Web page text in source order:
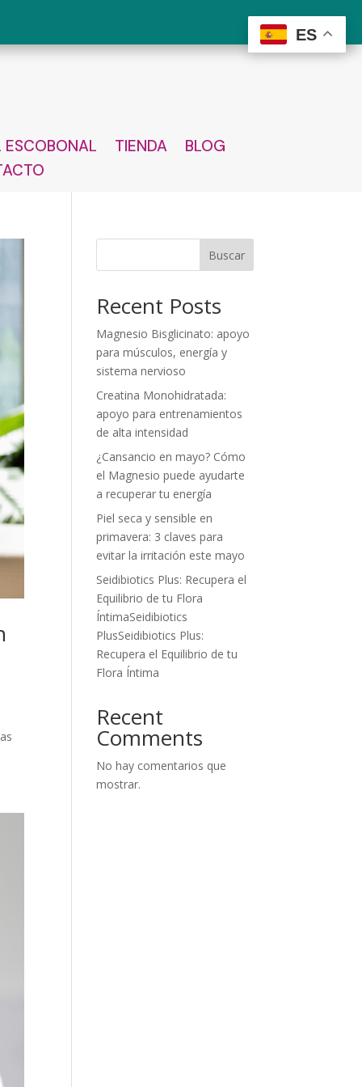
ESCOBONAL TIENDA
BLOG
Buscar
Recent Posts
Magnesio Bisglicinato: apoyo
para músculos, energía y
sistema nervioso
Creatina Monohidratada:
apoyo para entrenamientos
de alta intensidad
¿Cansancio en mayo? Cómo
el Magnesio puede ayudarte
a recuperar tu energía
Piel seca y sensible en
primavera: 3 claves para
evitar la irritación este mayo
Seidibiotics Plus: Recupera el
Equilibrio de tu Flora
ÍntimaSeidibiotics
PlusSeidibiotics Plus:
Recupera el Equilibrio de tu
Flora Íntima
Recent
Comments
No hay comentarios que
mostrar.
ES